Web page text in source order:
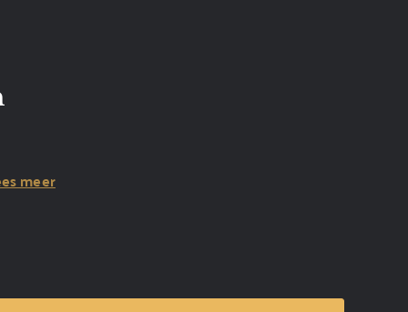
meer